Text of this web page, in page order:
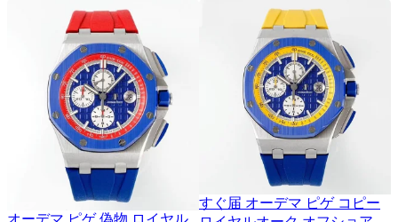
オーデマ ピゲ 偽物 ロイヤル
すぐ届 オーデマ ピゲ コピー